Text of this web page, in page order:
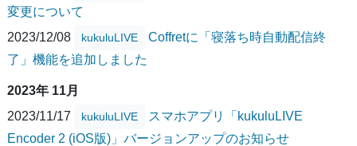
変更について
2023/12/08
kukuluLIVE
Coffretに「寝落ち時自動配信終
了」機能を追加しました
2023年 11月
2023/11/17
kukuluLIVE
スマホアプリ「kukuluLIVE
Encoder 2 (iOS版)」バージョンアップのお知らせ